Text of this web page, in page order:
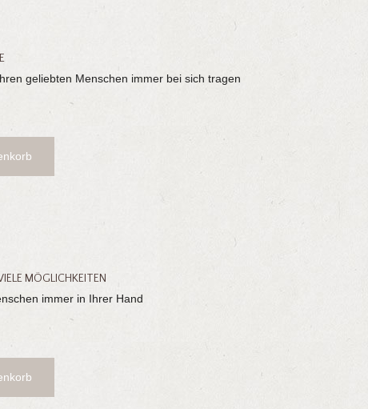
geliebten Menschen immer bei sich tragen
MÖGLICHKEITEN
immer in Ihrer Hand